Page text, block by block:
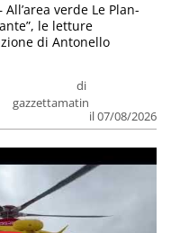
di
gazzettamatin
il 07/08/2026
All’area verde Le Plan-
le letture
di Antonello